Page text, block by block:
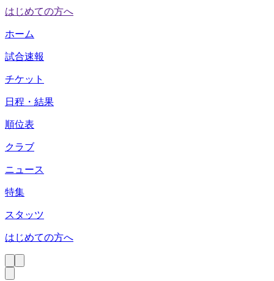
はじめての方へ
ホーム
試合速報
チケット
日程・結果
順位表
クラブ
ニュース
特集
スタッツ
はじめての方へ